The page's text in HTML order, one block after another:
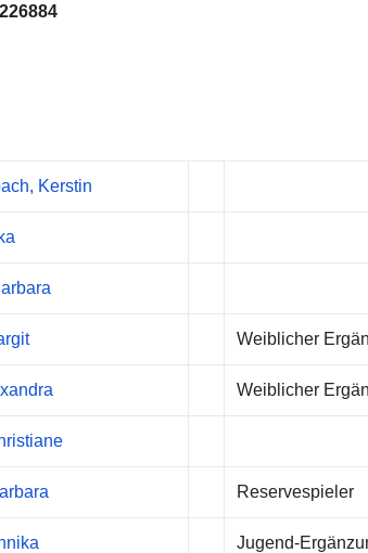
Kerstin
Weiblicher
Weiblicher
Reservespieler
Jugend-